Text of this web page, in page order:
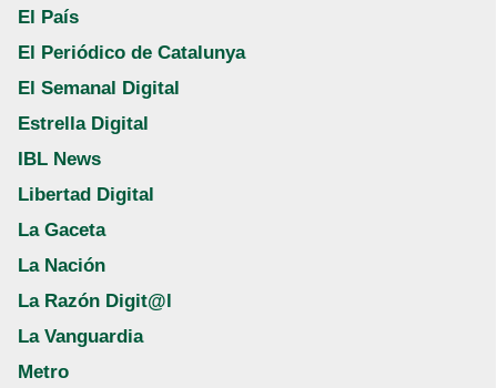
El País
El Periódico de Catalunya
El Semanal Digital
Estrella Digital
IBL News
Libertad Digital
La Gaceta
La Nación
La Razón Digit@l
La Vanguardia
Metro